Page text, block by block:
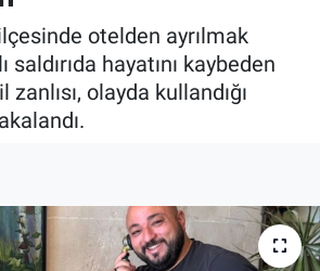
otelden ayrılmak
saldırıda hayatını kaybeden
olayda kullandığı